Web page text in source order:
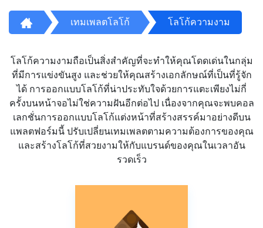
เทมเพลตโลโก้ โลโก้ความงาม
โลโก้ความงามถือเป็นสิ่งสำคัญที่จะทำให้คุณโดดเด่นในกลุ่ม
ที่มีการแข่งขันสูง และช่วยให้คุณสร้างเอกลักษณ์ที่เป็นที่รู้จัก
ได้ การออกแบบโลโก้ที่น่าประทับใจด้วยการแตะเพียงไม่กี่
ครั้งบนหน้าจอไม่ใช่ความฝันอีกต่อไป เนื่องจากคุณจะพบคอล
เลกชั่นการออกแบบโลโก้แต่งหน้าที่สร้างสรรค์มาอย่างดีบน
แพลตฟอร์มนี้ ปรับเปลี่ยนเทมเพลตตามความต้องการของคุณ
และสร้างโลโก้ที่สวยงามให้กับแบรนด์ของคุณในเวลาอัน
รวดเร็ว